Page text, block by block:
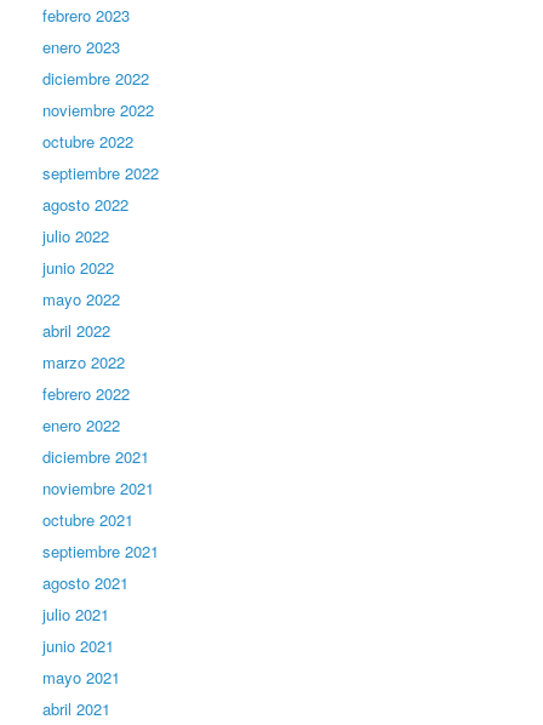
febrero 2023
enero 2023
diciembre 2022
noviembre 2022
octubre 2022
septiembre 2022
agosto 2022
julio 2022
junio 2022
mayo 2022
abril 2022
marzo 2022
febrero 2022
enero 2022
diciembre 2021
noviembre 2021
octubre 2021
septiembre 2021
agosto 2021
julio 2021
junio 2021
mayo 2021
abril 2021